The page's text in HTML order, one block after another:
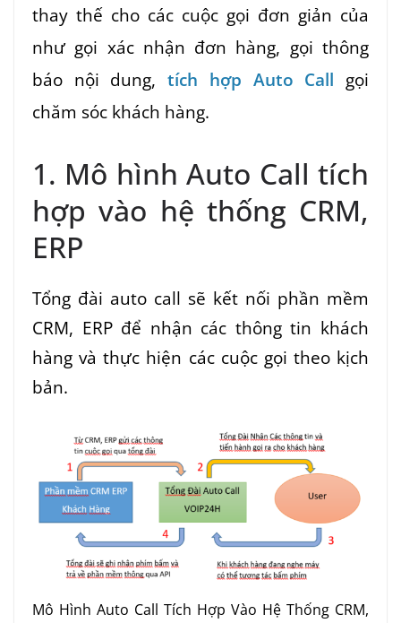
thay thế cho các cuộc gọi đơn giản của
như gọi xác nhận đơn hàng, gọi thông
báo nội dung,tích hợp Auto Call gọi
chăm sóc khách hàng.
1. Mô hình Auto Call tích
hợp vào hệ thống CRM,
ERP
Tổng đài auto call sẽ kết nối phần mềm
CRM, ERP để nhận các thông tin khách
hàng và thực hiện các cuộc gọi theo kịch
bản.
Mô Hình Auto Call Tích Hợp Vào Hệ Thống CRM,